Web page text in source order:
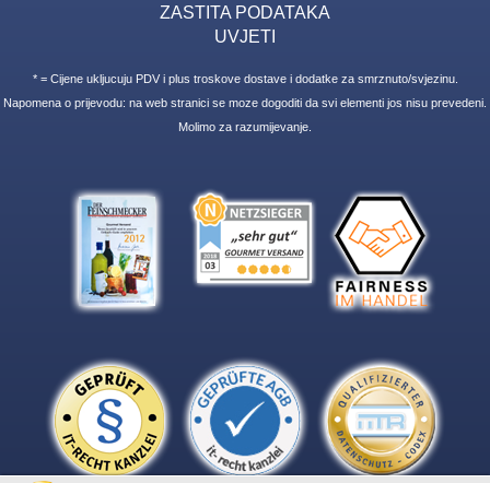
ZASTITA PODATAKA
UVJETI
* = Cijene ukljucuju PDV i plus troskove dostave i dodatke za smrznuto/svjezinu.
Napomena o prijevodu: na web stranici se moze dogoditi da svi elementi jos nisu prevedeni.
Molimo za razumijevanje.